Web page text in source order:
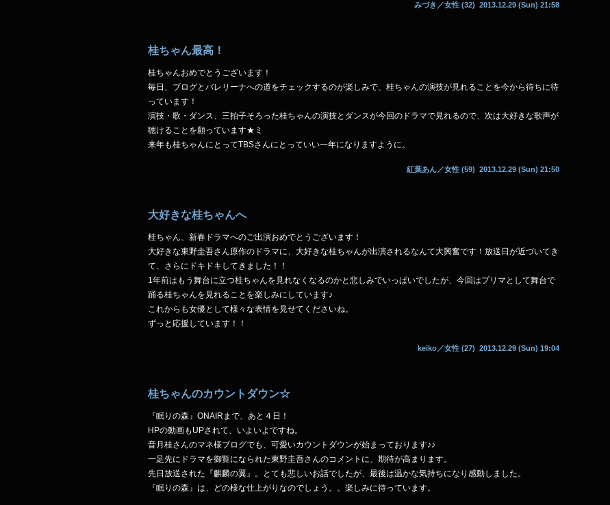
みづき ／女性 (32) 2013.12.29 (Sun) 21:58
桂ちゃん最高！
桂ちゃんおめでとうございます！
毎日、ブログとバレリーナへの道をチェックするのが楽しみで、桂ちゃんの演技が見れることを今から待ちに待
っています！
演技・歌・ダンス、三拍子そろった桂ちゃんの演技とダンスが今回のドラマで見れるので、次は大好きな歌声が
聴けることを願っています★ミ
来年も桂ちゃんにとってTBSさんにとっていい一年になりますように。
紅葉あん／女性 (59) 2013.12.29 (Sun) 21:50
大好きな桂ちゃんへ
桂ちゃん、新春ドラマへのご出演おめでとうございます！
大好きな東野圭吾さん原作のドラマに、大好きな桂ちゃんが出演されるなんて大興奮です！放送日が近づいてき
て、さらにドキドキしてきました！！
1年前はもう舞台に立つ桂ちゃんを見れなくなるのかと悲しみでいっぱいでしたが、今回はプリマとして舞台で
踊る桂ちゃんを見れることを楽しみにしています♪
これからも女優として様々な表情を見せてくださいね。
ずっと応援しています！！
keiko／女性 (27) 2013.12.29 (Sun) 19:04
桂ちゃんのカウントダウン☆
『眠りの森』ONAIRまで、あと４日！
HPの動画もUPされて、いよいよですね。
音月桂さんのマネ様ブログでも、可愛いカウントダウンが始まっております♪♪
一足先にドラマを御覧になられた東野圭吾さんのコメントに、期待が高まります。
先日放送された『麒麟の翼』。とても悲しいお話でしたが、最後は温かな気持ちになり感動しました。
『眠りの森』は、どの様な仕上がりなのでしょう。。楽しみに待っています。